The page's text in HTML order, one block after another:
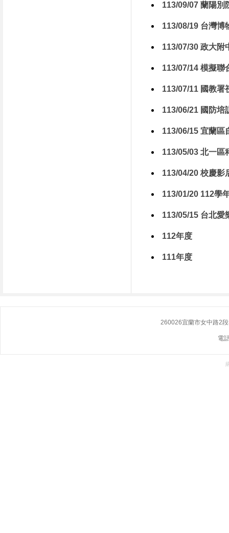
113/09/07 蘭陽
113/08/19 台灣博
113/07/30 政大附
113/07/14 模擬聯
113/07/11 國教署
113/06/21 國防培
113/06/15 宜蘭區
113/05/03 北一區
113/04/20 校慶影
113/01/20 112學
113/05/15 台北愛
112年度
111年度
260026宜蘭市女中路2
電